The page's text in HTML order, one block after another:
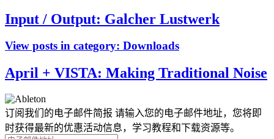
Input / Output: Galcher Lustwerk
View posts in category: Downloads
April + VISTA: Making Traditional Noise
订阅我们的电子邮件简报 请输入您的电子邮件地址，您将即
时获得最新的优惠活动信息，学习教程和下载资源等。